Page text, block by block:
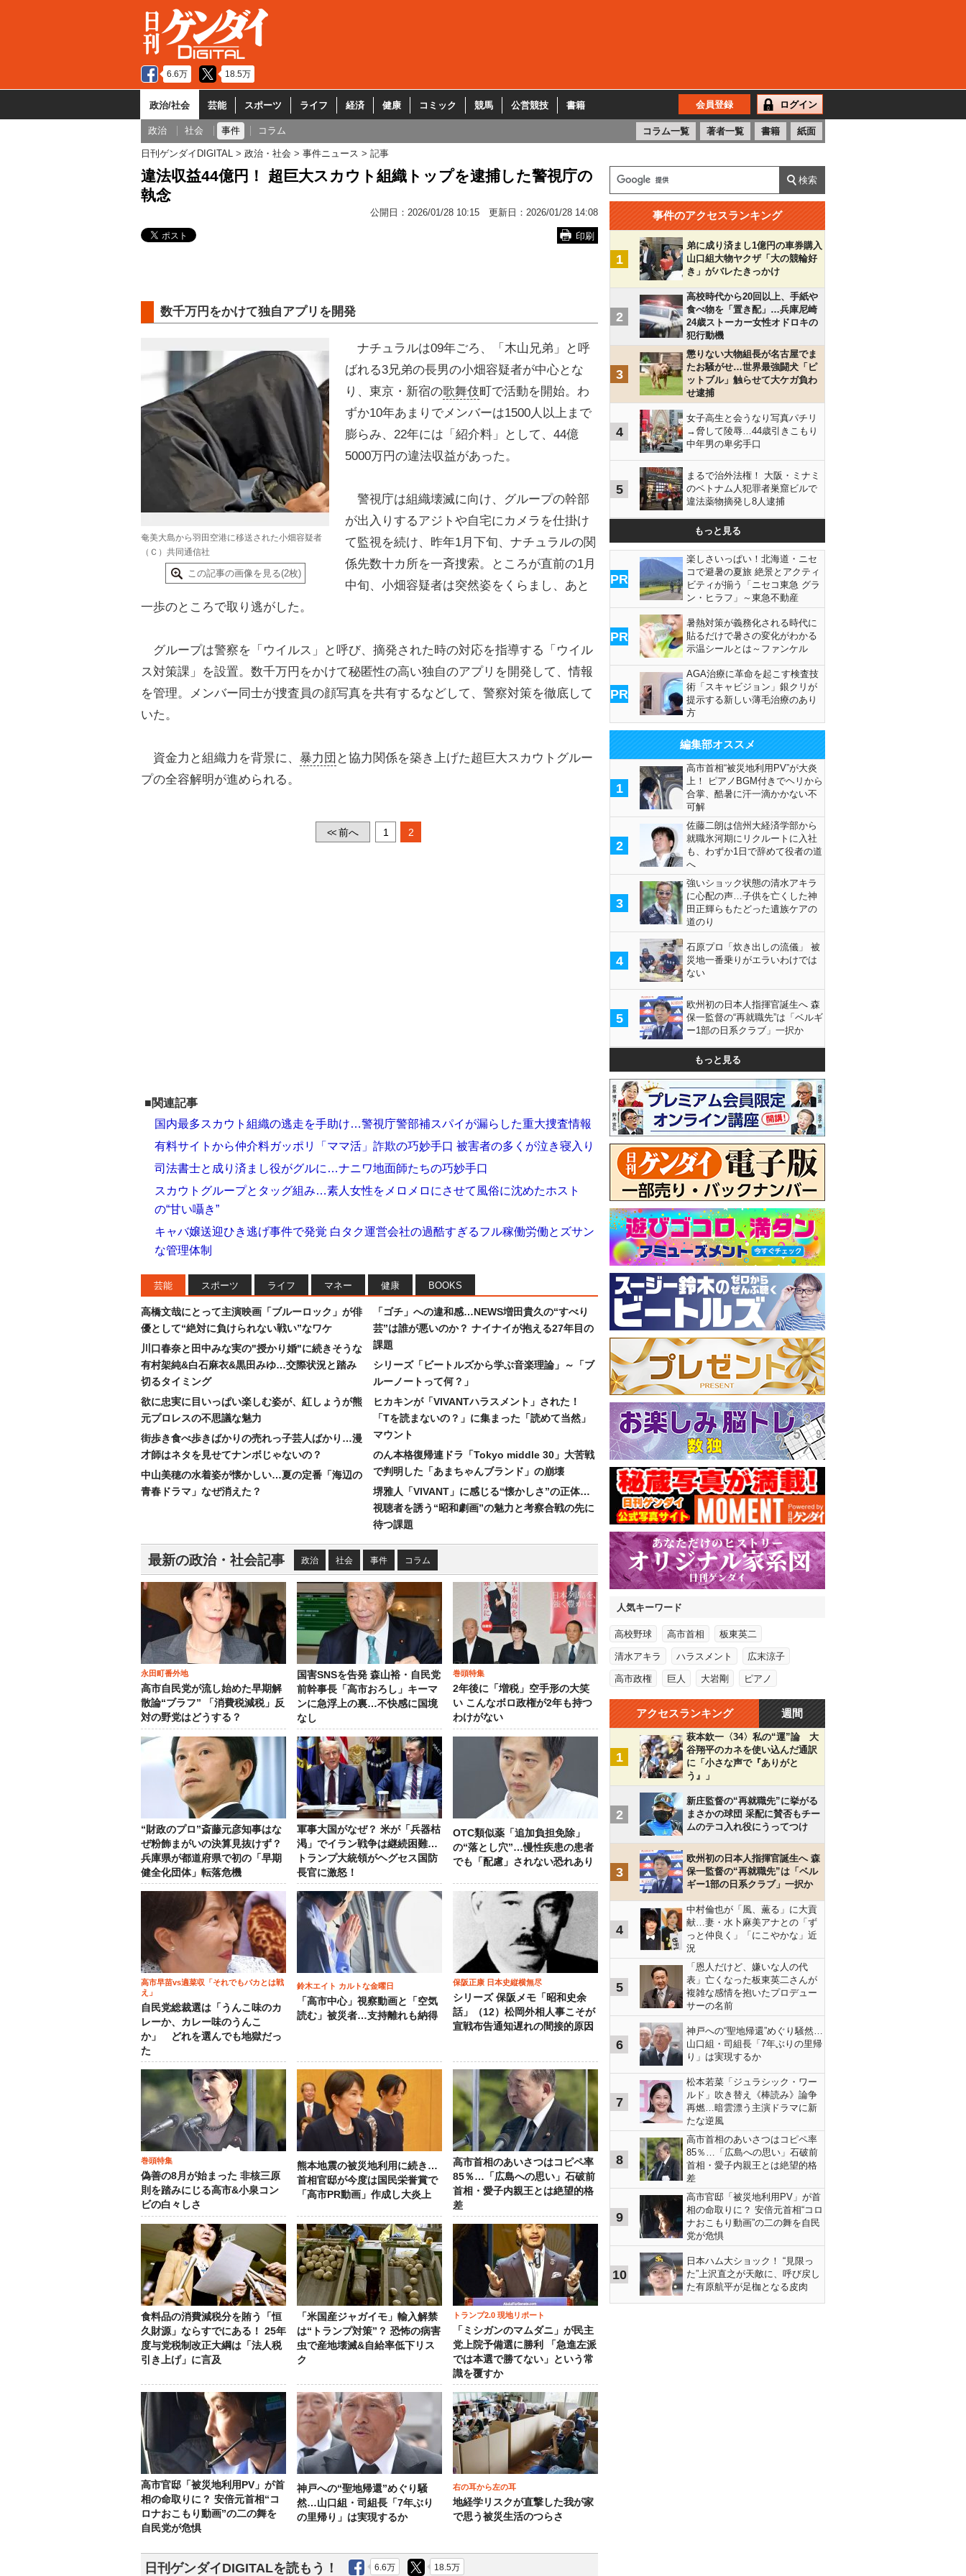
6.6万 18.5万
政治/社会 芸能 スポーツ ライフ 経済 健康 コミック 競馬 公営競技 書籍 会員登録 ログイン
政治 社会 事件 コラム コラム一覧 著者一覧 書籍 紙面
日刊ゲンダイDIGITAL 政治・社会 事件ニュース 記事
違法収益44億円！ 超巨大スカウト組織トップを逮捕した警視庁の
執念
公開日： 2026/01/28 10:15 更新日： 2026/01/28 14:08
印刷
数千万円をかけて独自アプリを開発
奄美大島から羽田空港に移送された小畑容疑者
（Ｃ）共同通信社
この記事の画像を見る(2枚)
ナチュラルは09年ごろ、「木山兄弟」と呼
ばれる3兄弟の長男の小畑容疑者が中心とな
り、東京・新宿の歌舞伎町で活動を開始。わ
ずか10年あまりでメンバーは1500人以上まで
膨らみ、22年には「紹介料」として、44億
5000万円の違法収益があった。
警視庁は組織壊滅に向け、グループの幹部
が出入りするアジトや自宅にカメラを仕掛け
て監視を続け、昨年1月下旬、ナチュラルの関
係先数十カ所を一斉捜索。ところが直前の1月
中旬、小畑容疑者は突然姿をくらまし、あと
一歩のところで取り逃がした。
グループは警察を「ウイルス」と呼び、摘発された時の対応を指導する「ウイル
ス対策課」を設置。数千万円をかけて秘匿性の高い独自のアプリを開発して、情報
を管理。メンバー同士が捜査員の顔写真を共有するなどして、警察対策を徹底して
いた。
資金力と組織力を背景に、 暴力団 と協力関係を築き上げた超巨大スカウトグルー
プの全容解明が進められる。
<<前へ 1 2
■関連記事
国内最多スカウト組織の逃走を手助け…警視庁警部補スパイが漏らした重大捜査情報
有料サイトから仲介料ガッポリ「ママ活」詐欺の巧妙手口 被害者の多くが泣き寝入り
司法書士と成り済まし役がグルに…ナニワ地面師たちの巧妙手口
スカウトグループとタッグ組み…素人女性をメロメロにさせて風俗に沈めたホスト
の“甘い囁き”
キャバ嬢送迎ひき逃げ事件で発覚 白タク運営会社の過酷すぎるフル稼働労働とズサン
な管理体制
芸能 スポーツ ライフ マネー 健康 BOOKS
高橋文哉にとって主演映画「ブルーロック」が俳
優として“絶対に負けられない戦い”なワケ
川口春奈と田中みな実の"授かり婚"に続きそうな
有村架純&白石麻衣&黒田みゆ…交際状況と踏み
切るタイミング
欲に忠実に目いっぱい楽しむ姿が、紅しょうが熊
元プロレスの不思議な魅力
街歩き食べ歩きばかりの売れっ子芸人ばかり…漫
才師はネタを見せてナンボじゃないの？
中山美穂の水着姿が懐かしい…夏の定番「海辺の
青春ドラマ」なぜ消えた？
「ゴチ」への違和感…NEWS増田貴久の“すべり
芸”は誰が悪いのか？ ナイナイが抱える27年目の
課題
シリーズ「ビートルズから学ぶ音楽理論」～「ブ
ルーノートって何？」
ヒカキンが「VIVANTハラスメント」された！
「Tを読まないの？」に集まった「読めて当然」
マウント
のん本格復帰連ドラ「Tokyo middle 30」大苦戦
で判明した「あまちゃんブランド」の崩壊
堺雅人「VIVANT」に感じる“懐かしさ”の正体…
視聴者を誘う“昭和劇画”の魅力と考察合戦の先に
待つ課題
最新の政治・社会記事 政治 社会 事件 コラム
永田町番外地
高市自民党が流し始めた早期解
散論“ブラフ” 「消費税減税」反
対の野党はどうする？
国害SNSを告発 森山裕・自民党
前幹事長「高市おろし」キーマ
ンに急浮上の裏…不快感に国境
なし
巻頭特集
2年後に「増税」空手形の大笑
い こんなボロ政権が2年も持つ
わけがない
“財政のプロ”斎藤元彦知事はな
ぜ粉飾まがいの決算見抜けず？
兵庫県が都道府県で初の「早期
健全化団体」転落危機
軍事大国がなぜ？ 米が「兵器枯
渇」でイラン戦争は継続困難…
トランプ大統領がヘグセス国防
長官に激怒！
OTC類似薬「追加負担免除」
の“落とし穴”…慢性疾患の患者
でも「配慮」されない恐れあり
高市早苗vs適菜収「それでもバカとは戦
え」
自民党総裁選は「うんこ味のカ
レーか、カレー味のうんこ
か」 どれを選んでも地獄だっ
た
鈴木エイト カルトな金曜日
「高市中心」視察動画と「空気
読む」被災者…支持離れも納得
保阪正康 日本史縦横無尽
シリーズ 保阪メモ「昭和史余
話」（12）松岡外相人事こそが
宣戦布告通知遅れの間接的原因
巻頭特集
偽善の8月が始まった 非核三原
則を踏みにじる高市&小泉コン
ビの白々しさ
熊本地震の被災地利用に続き…
首相官邸が今度は国民栄誉賞で
「高市PR動画」作成し大炎上
高市首相のあいさつはコピペ率
85％…「広島への思い」石破前
首相・愛子内親王とは絶望的格
差
食料品の消費減税分を賄う「恒
久財源」ならすでにある！ 25年
度与党税制改正大綱は「法人税
引き上げ」に言及
「米国産ジャガイモ」輸入解禁
は“トランプ対策”？ 恐怖の病害
虫で産地壊滅&自給率低下リス
ク
トランプ2.0 現地リポート
「ミシガンのマムダニ」が民主
党上院予備選に勝利 「急進左派
では本選で勝てない」という常
識を覆すか
高市官邸「被災地利用PV」が首
相の命取りに？ 安倍元首相“コ
ロナおこもり動画”の二の舞を
自民党が危惧
神戸への“聖地帰還”めぐり騒
然…山口組・司組長「7年ぶり
の里帰り」は実現するか
右の耳から左の耳
地経学リスクが直撃した我が家
で思う被災生活のつらさ
日刊ゲンダイDIGITALを読もう！ 6.6万 18.5万
事件のアクセスランキング
1
弟に成り済まし1億円の車券購入
山口組大物ヤクザ「大の競輪好
き」がバレたきっかけ
2
高校時代から20回以上、手紙や
食べ物を「置き配」…兵庫尼崎
24歳ストーカー女性オドロキの
犯行動機
3
懲りない大物組長が名古屋でま
たお騒がせ…世界最強闘犬「ピ
ットブル」触らせて大ケガ負わ
せ逮捕
4
女子高生と会うなり写真パチリ
→脅して陵辱…44歳引きこもり
中年男の卑劣手口
5
まるで治外法権！ 大阪・ミナミ
のベトナム人犯罪者巣窟ビルで
違法薬物摘発し8人逮捕
もっと見る
PR
楽しさいっぱい！北海道・ニセ
コで避暑の夏旅 絶景とアクティ
ビティが揃う「ニセコ東急 グラ
ン・ヒラフ」～東急不動産
PR
暑熱対策が義務化される時代に
貼るだけで暑さの変化がわかる
示温シールとは～ファンケル
PR
AGA治療に革命を起こす検査技
術「スキャビジョン」銀クリが
提示する新しい薄毛治療のあり
方
編集部オススメ
1
高市首相“被災地利用PV”が大炎
上！ ピアノBGM付きでヘリから
合掌、酷暑に汗一滴かかない不
可解
2
佐藤二朗は信州大経済学部から
就職氷河期にリクルートに入社
も、わずか1日で辞めて役者の道
へ
3
強いショック状態の清水アキラ
に心配の声…子供を亡くした神
田正輝らもたどった遺族ケアの
道のり
4
石原プロ「炊き出しの流儀」 被
災地一番乗りがエラいわけでは
ない
5
欧州初の日本人指揮官誕生へ 森
保一監督の“再就職先”は「ベルギ
ー1部の日系クラブ」一択か
もっと見る
人気キーワード
高校野球 高市首相 板東英二
清水アキラ ハラスメント 広末涼子
高市政権 巨人 大岩剛 ピアノ
アクセスランキング 週間
1
萩本欽一〈34〉私の“運”論 大
谷翔平のカネを使い込んだ通訳
に「小さな声で『ありがと
う』」
2
新庄監督の“再就職先”に挙がる
まさかの球団 采配に賛否もチー
ムのテコ入れ役にうってつけ
3
欧州初の日本人指揮官誕生へ 森
保一監督の“再就職先”は「ベル
ギー1部の日系クラブ」一択か
4
中村倫也が「風、薫る」に大貢
献…妻・水卜麻美アナとの「ず
っと仲良く」「にこやかな」近
況
5
「恩人だけど、嫌いな人の代
表」亡くなった板東英二さんが
複雑な感情を抱いたプロデュー
サーの名前
6
神戸への“聖地帰還”めぐり騒然…
山口組・司組長「7年ぶりの里帰
り」は実現するか
7
松本若菜「ジュラシック・ワー
ルド」吹き替え《棒読み》論争
再燃…暗雲漂う主演ドラマに新
たな逆風
8
高市首相のあいさつはコピペ率
85％…「広島への思い」石破前
首相・愛子内親王とは絶望的格
差
9
高市官邸「被災地利用PV」が首
相の命取りに？ 安倍元首相“コロ
ナおこもり動画”の二の舞を自民
党が危惧
10
日本ハム大ショック！ “見限っ
た”上沢直之が天敵に、呼び戻し
た有原航平が足枷となる皮肉